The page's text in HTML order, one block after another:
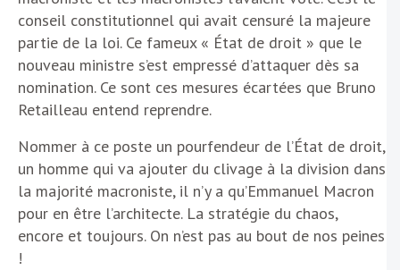
conseil constitutionnel qui avait censuré la majeure
partie de la loi. Ce fameux « État de droit » que le
nouveau ministre s’est empressé d’attaquer dès sa
nomination. Ce sont ces mesures écartées que Bruno
Retailleau entend reprendre.
Nommer à ce poste un pourfendeur de l’État de droit,
un homme qui va ajouter du clivage à la division dans
la majorité macroniste, il n’y a qu’Emmanuel Macron
pour en être l’architecte. La stratégie du chaos,
encore et toujours. On n’est pas au bout de nos peines
!